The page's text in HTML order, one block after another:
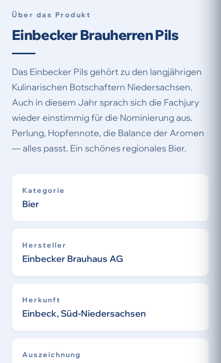
Über das Produkt
Einbecker Brauherren Pils
Das Einbecker Pils gehört zu den langjährigen
Kulinarischen Botschaftern Niedersachsen.
Auch in diesem Jahr sprach sich die Fachjury
wieder einstimmig für die Nominierung aus.
Perlung, Hopfennote, die Balance der Aromen
— alles passt. Ein schönes regionales Bier.
Kategorie
Bier
Hersteller
Einbecker Brauhaus AG
Herkunft
Einbeck, Süd-Niedersachsen
Auszeichnung